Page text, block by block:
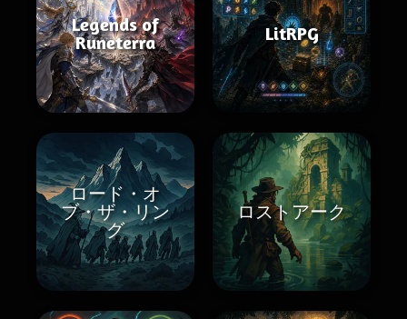
Legends of
Runeterra
LitRPG
ロード・オ
ブ・ザ・リン
グ
ロストアーク